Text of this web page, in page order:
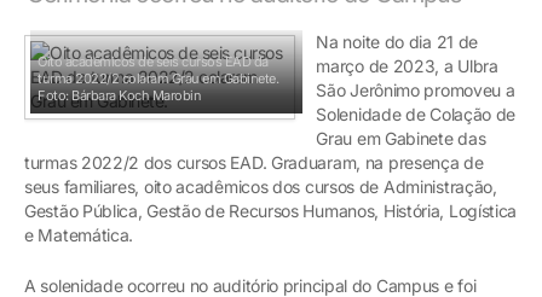
Oito acadêmicos de seis cursos EAD da
turma 2022/2 colaram Grau em Gabinete.
Foto: Bárbara Koch Marobin
Na noite do dia 21 de
março de 2023, a Ulbra
São Jerônimo promoveu a
Solenidade de Colação de
Grau em Gabinete das
turmas 2022/2 dos cursos EAD. Graduaram, na presença de
seus familiares, oito acadêmicos dos cursos de Administração,
Gestão Pública, Gestão de Recursos Humanos, História, Logística
e Matemática.
A solenidade ocorreu no auditório principal do Campus e foi